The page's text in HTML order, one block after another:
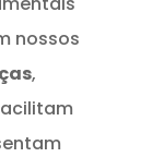
nossos
,